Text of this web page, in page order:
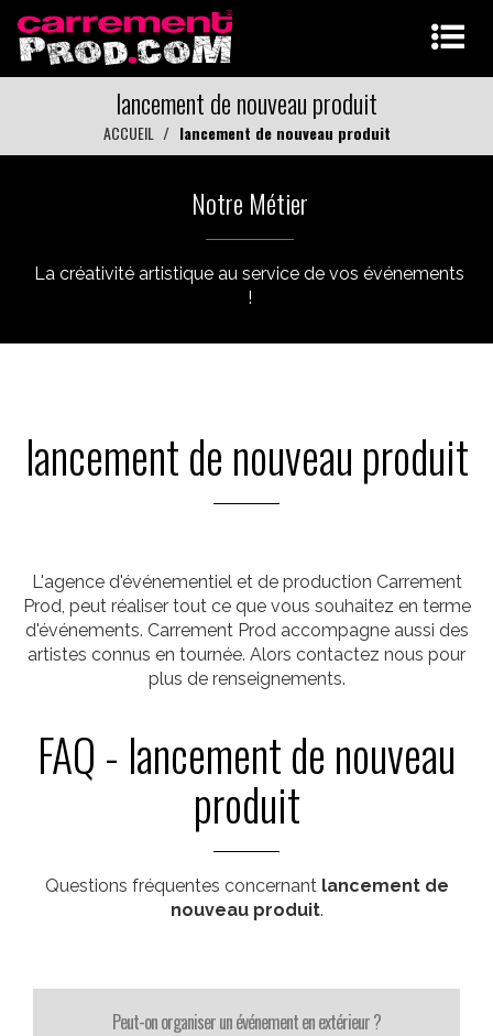
lancement de nouveau produit
ACCUEIL lancement de nouveau produit
Notre Métier
La créativité artistique au service de vos événements
!
lancement de nouveau produit
L'agence d'événementiel et de production Carrement
Prod, peut réaliser tout ce que vous souhaitez en terme
d'événements. Carrement Prod accompagne aussi des
artistes connus en tournée. Alors contactez nous pour
plus de renseignements.
FAQ - lancement de nouveau
produit
Questions fréquentes concernant lancement de
nouveau produit.
Peut-on organiser un événement en extérieur ?